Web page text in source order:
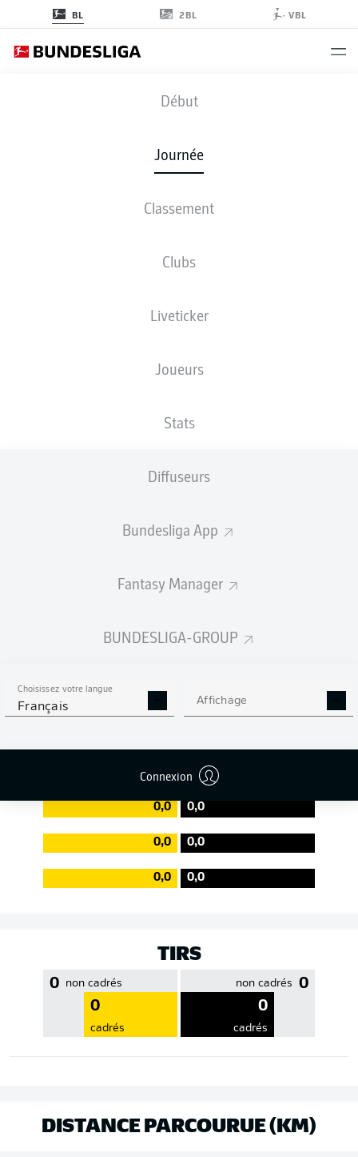
BL 2BL VBL
Début
Journée
Classement
Clubs
Liveticker
Joueurs
Stats
Diffuseurs
Bundesliga App
Fantasy Manager
BUNDESLIGA-GROUP
Choisissez votre langue
Français Affichage
Connexion
BVB - SGE
COMPOSITIONS STATISTIQUES
0
0 % Précision 0 %
EFFICACITÉ DES PASSES
0,0 0,0
0,0 0,0
0,0 0,0
TIRS
0 non cadrés
0
cadrés
0
non cadrés
0
cadrés
DISTANCE PARCOURUE (KM)